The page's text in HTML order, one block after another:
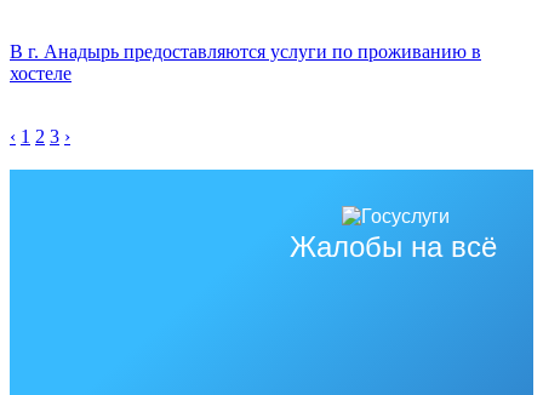
В г. Анадырь предоставляются услуги по проживанию в
хостеле
‹ 1 2 3 ›
Жалобы на всё